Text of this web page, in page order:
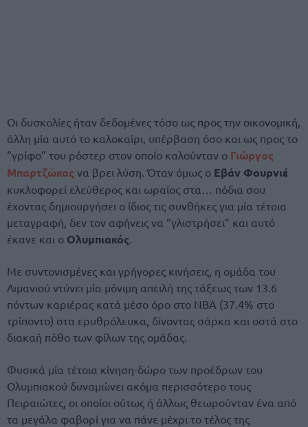
Οι δυσκολίες ήταν δεδομένες τόσο ως προς την οικονομική,
άλλη μία αυτό το καλοκαίρι, υπέρβαση όσο και ως προς το
“γρίφο” του ρόστερ στον οποίο καλούνταν ο Γιώργος
Μπαρτζώκας να βρει λύση. Όταν όμως ο Εβάν Φουρνιέ
κυκλοφορεί ελεύθερος και ωραίος στα… πόδια σου
έχοντας δημιουργήσει ο ίδιος τις συνθήκες για μία τέτοια
μεταγραφή, δεν τον αφήνεις να “γλιστρήσει” και αυτό
έκανε και ο Ολυμπιακός.
Με συντονισμένες και γρήγορες κινήσεις, η ομάδα του
Λιμανιού ντύνει μία μόνιμη απειλή της τάξεως των 13.6
πόντων καριέρας κατά μέσο όρο στο NBA (37.4% στο
τρίποντο) στα ερυθρόλευκα, δίνοντας σάρκα και οστά στο
διακαή πόθο των φίλων της ομάδας.
Φυσικά μία τέτοια κίνηση-δώρο των προέδρων του
Ολυμπιακού δυναμώνει ακόμα περισσότερο τους
Πειραιώτες, οι οποίοι ούτως ή άλλως θεωρούνταν ένα από
τα μεγάλα φαβορί για να πάνε μέχρι το τέλος της